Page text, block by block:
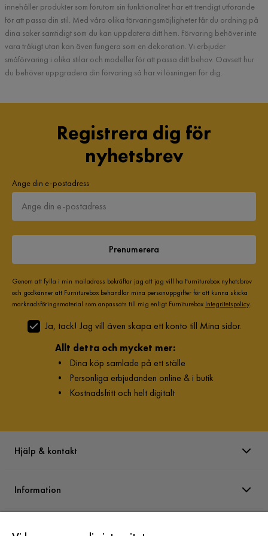
innehåller produkter som förutom sin funktionalitet har ett trendigt utförande
för att passa din stil. Med våra olika förvaringsmöjligheter får du ordning på
dina saker samtidigt som du kan uppdatera ditt hem. Förvaring behöver inte
vara tråkigt utan kan även fungera som en dekoration. Vi erbjuder
småförvaring i olika stilar och modeller för att passa ditt behov. Oavsett hur
du behöver uppgradera din förvaring så har vi lösningen för dig.
Registrera dig för
nyhetsbrev
Ange din e-postadress
Prenumerera
Genom att fylla i min mailadress bekräftar jag att jag vill ha Furniturebox nyhetsbrev
och godkänner att Furniturebox behandlar mina personuppgifter för att kunna skicka
marknadsföringsmaterial som anpassats till mig enligt Furniturebox Integritetspolicy.
Ja, tack! Jag vill även skapa ett konto till Mina sidor.
Allt detta och mycket mer:
• Dina köp samlade på ett ställe
• Personliga erbjudanden online & i butik
• Kostnadsfritt och helt digitalt
Hjälp & kontakt
Information